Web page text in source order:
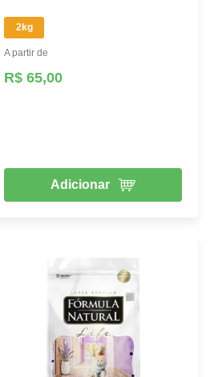
2kg
A partir de
R$ 65,00
Adicionar